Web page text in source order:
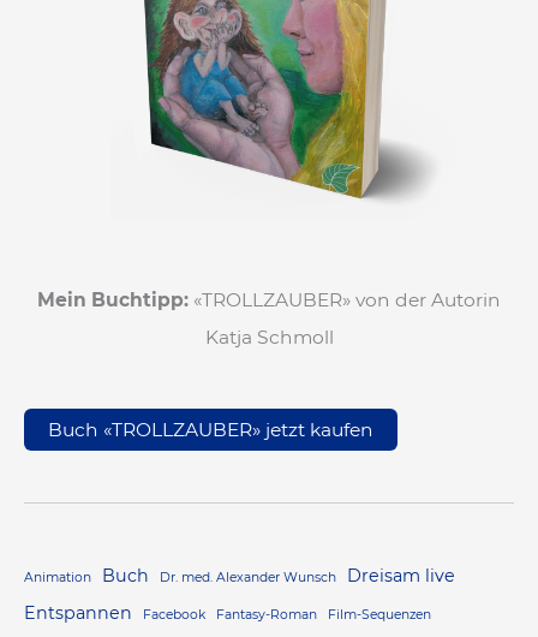
Mein Buchtipp: «TROLLZAUBER» von der Autorin
Katja Schmoll
Buch «TROLLZAUBER» jetzt kaufen
Animation Buch Dr. med. Alexander Wunsch
Dreisam live
Entspannen
Facebook Fantasy-Roman Film-Sequenzen